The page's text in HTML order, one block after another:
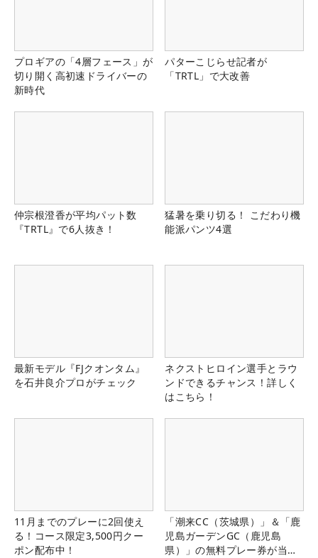
プロギアの「4層フェース」が
切り開く高初速ドライバーの
新時代
パターこじらせ記者が
「TRTL」で大改善
仲宗根澄香が平均パット数
『TRTL』で6人抜き！
猛暑を乗り切る！ こだわり機
能派パンツ4選
最新モデル『FJクオンタム』
を石井良介プロがチェック
ネクストヒロイン選手とラウ
ンドできるチャンス！詳しく
はこちら！
11月までのプレーに2回使え
る！コース限定3,500円クー
ポン配布中！
「潮来CC（茨城県）」＆「鹿
児島ガーデンGC（鹿児島
県）」の無料プレー券が当た